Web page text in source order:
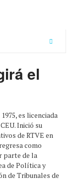
el
es licenciada
Inició su
de RTVE en
como
parte de la
de Política y
de Tribunales de